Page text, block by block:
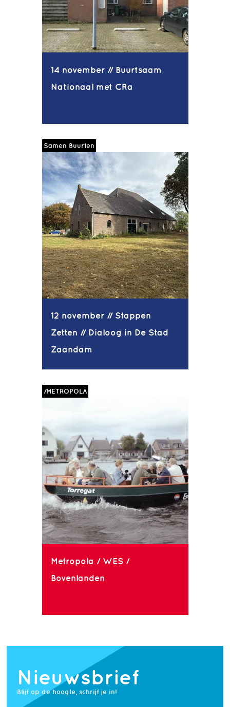
14 november // Buurtsaam
Nationaal met CRa
Samen Buurten
12 november // Stappen
Zetten // Dialoog in De Stad
Zaandam
/METROPOLA
Metropola / WES /
Bovenlanden
Nieuwsbrief
Blijf op de hoogte, schrijf je in!